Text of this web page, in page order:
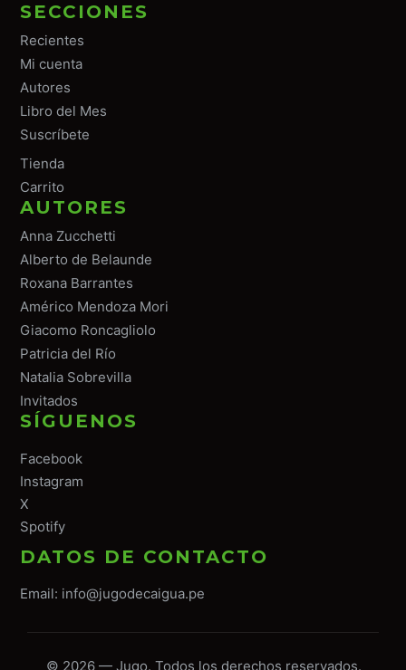
SECCIONES
Recientes
Mi cuenta
Autores
Libro del Mes
Suscríbete
Tienda
Carrito
AUTORES
Anna Zucchetti
Alberto de Belaunde
Roxana Barrantes
Américo Mendoza Mori
Giacomo Roncagliolo
Patricia del Río
Natalia Sobrevilla
Invitados
SÍGUENOS
Facebook
Instagram
X
Spotify
DATOS DE CONTACTO
Email: info@jugodecaigua.pe
© 2026 — Jugo. Todos los derechos reservados.